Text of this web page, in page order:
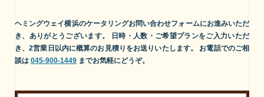
ヘミングウェイ横浜のケータリングお問い合わせフォームにお進みいただ
き、ありがとうございます。
日時・人数・ご希望プランをご入力いただ
き、2営業日以内に概算のお見積りをお送りいたします。
お電話でのご相
談は 045-900-1449 までお気軽にどうぞ。